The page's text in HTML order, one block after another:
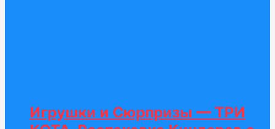
Игрушки и Сюрпризы — ТРИ